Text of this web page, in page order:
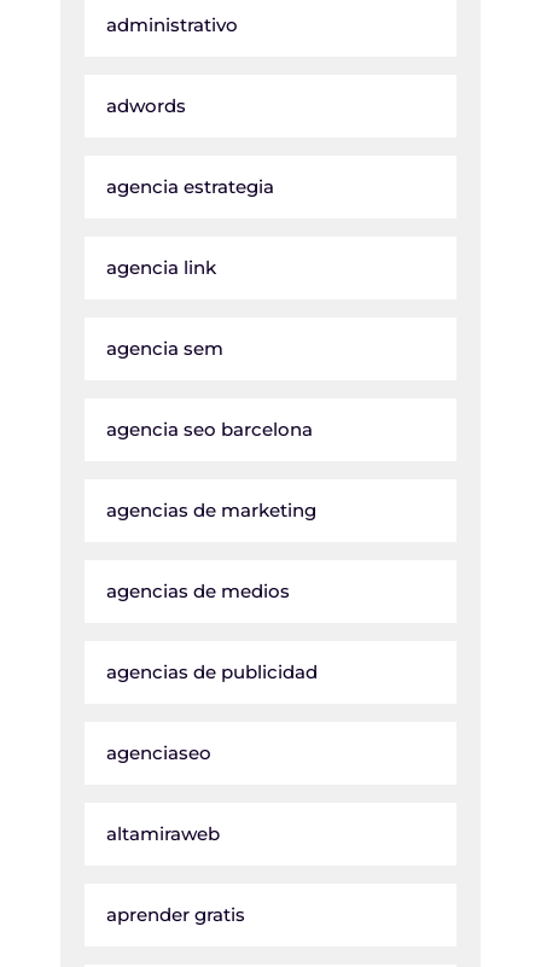
administrativo
adwords
agencia estrategia
agencia link
agencia sem
agencia seo barcelona
agencias de marketing
agencias de medios
agencias de publicidad
agenciaseo
altamiraweb
aprender gratis